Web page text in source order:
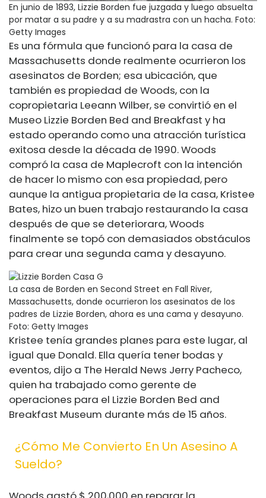
En junio de 1893, Lizzie Borden fue juzgada y luego absuelta
por matar a su padre y a su madrastra con un hacha. Foto:
Getty Images
Es una fórmula que funcionó para la casa de
Massachusetts donde realmente ocurrieron los
asesinatos de Borden; esa ubicación, que
también es propiedad de Woods, con la
copropietaria Leeann Wilber, se convirtió en el
Museo Lizzie Borden Bed and Breakfast y ha
estado operando como una atracción turística
exitosa desde la década de 1990. Woods
compró la casa de Maplecroft con la intención
de hacer lo mismo con esa propiedad, pero
aunque la antigua propietaria de la casa, Kristee
Bates, hizo un buen trabajo restaurando la casa
después de que se deteriorara, Woods
finalmente se topó con demasiados obstáculos
para crear una segunda cama y desayuno.
La casa de Borden en Second Street en Fall River,
Massachusetts, donde ocurrieron los asesinatos de los
padres de Lizzie Borden, ahora es una cama y desayuno.
Foto: Getty Images
Kristee tenía grandes planes para este lugar, al
igual que Donald. Ella quería tener bodas y
eventos, dijo a The Herald News Jerry Pacheco,
quien ha trabajado como gerente de
operaciones para el Lizzie Borden Bed and
Breakfast Museum durante más de 15 años.
¿Cómo Me Convierto En Un Asesino A
Sueldo?